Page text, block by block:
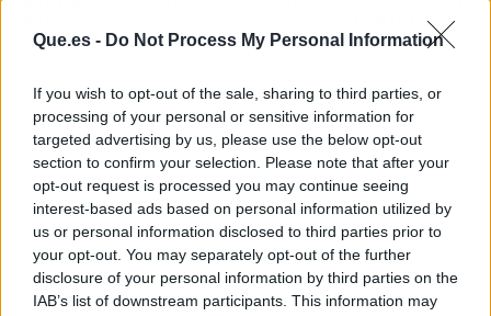
Que.es - Do Not Process My Personal Information
If you wish to opt-out of the sale, sharing to third parties, or
processing of your personal or sensitive information for
targeted advertising by us, please use the below opt-out
section to confirm your selection. Please note that after your
opt-out request is processed you may continue seeing
interest-based ads based on personal information utilized by
us or personal information disclosed to third parties prior to
your opt-out. You may separately opt-out of the further
disclosure of your personal information by third parties on the
IAB’s list of downstream participants. This information may
40 MILLONES